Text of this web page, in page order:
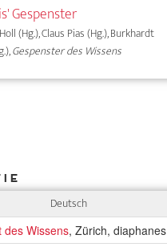
Gespenster
(Hg.), Claus Pias (Hg.), Burkhardt
Gespenster des Wissens
Deutsch
des Wissens, Zürich, diaphanes